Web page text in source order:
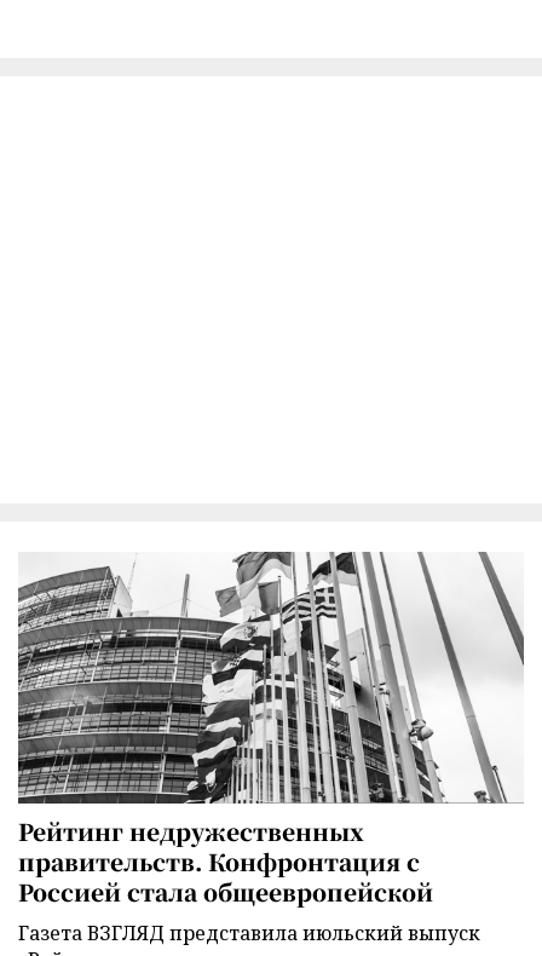
Рейтинг недружественных
правительств. Конфронтация с
Россией стала общеевропейской
Газета ВЗГЛЯД представила июльский выпуск